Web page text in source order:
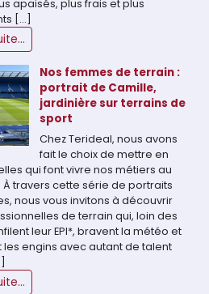
apaisés, plus frais et plus
[…]
Nos femmes de terrain :
portrait de Camille,
jardinière sur terrains de
sport
Chez Terideal, nous avons
fait le choix de mettre en
qui font vivre nos métiers au
travers cette série de portraits
nous vous invitons à découvrir
de terrain qui, loin des
leur EPI*, bravent la météo et
les engins avec autant de talent